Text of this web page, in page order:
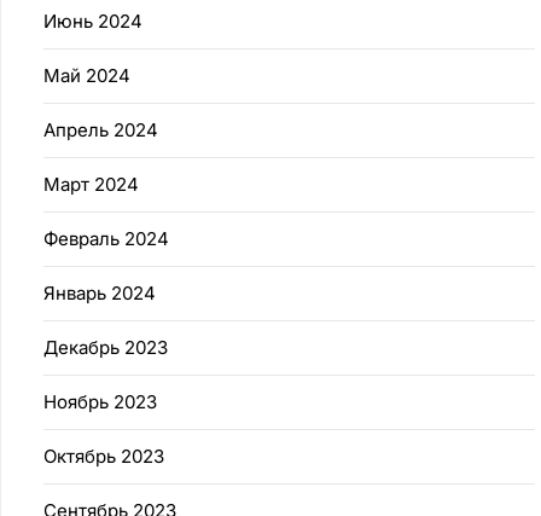
Июнь 2024
Май 2024
Апрель 2024
Март 2024
Февраль 2024
Январь 2024
Декабрь 2023
Ноябрь 2023
Октябрь 2023
Сентябрь 2023